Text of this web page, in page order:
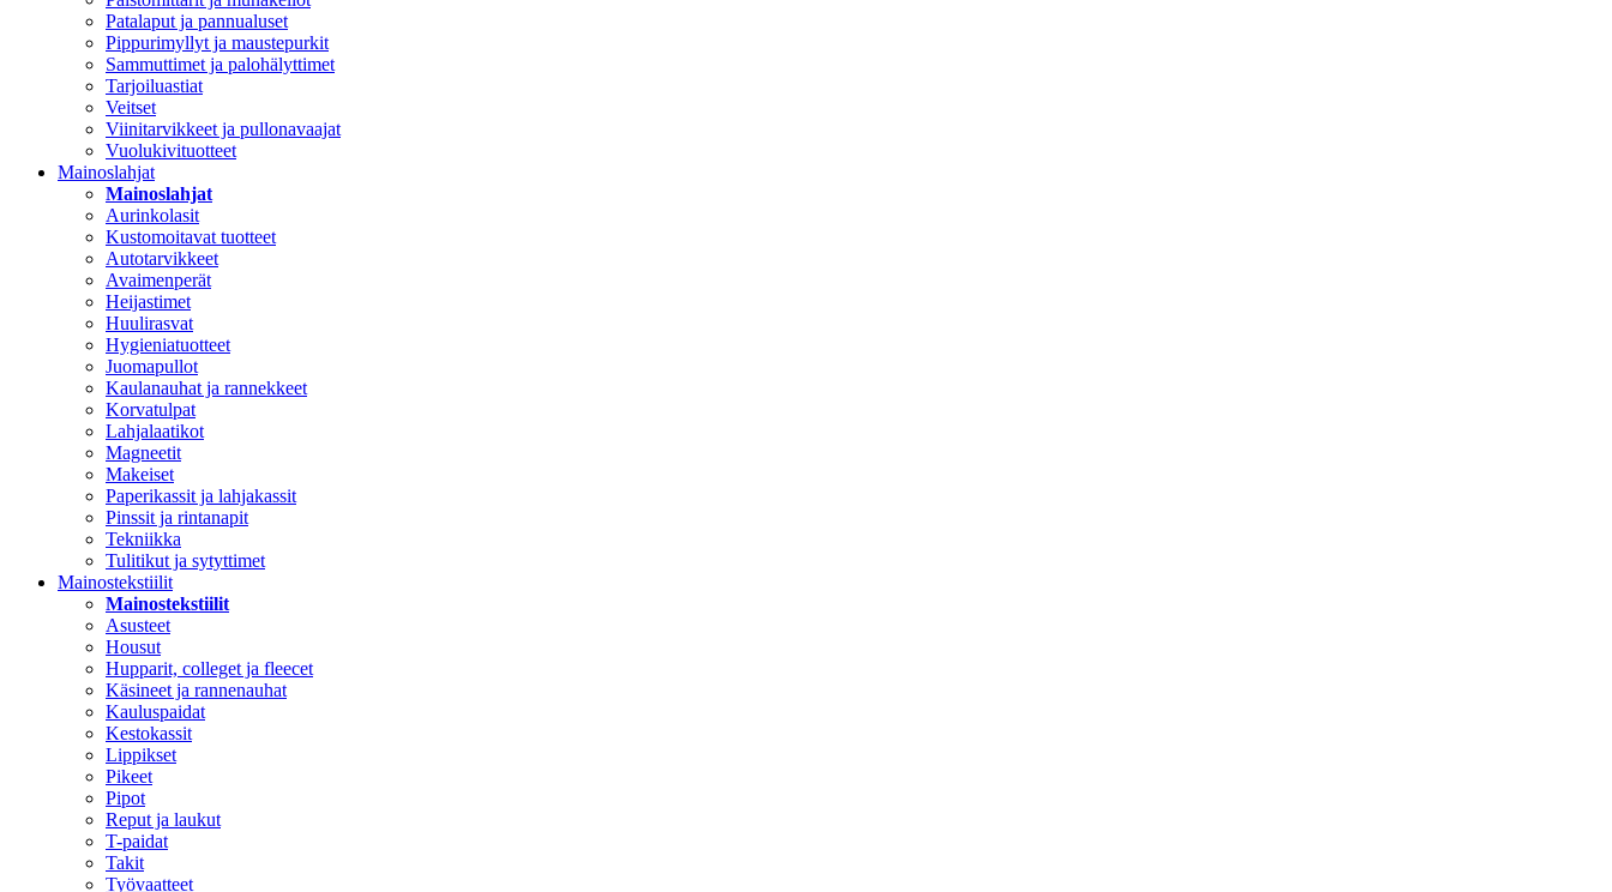
Patalaput ja pannualuset
Pippurimyllyt ja maustepurkit
Sammuttimet ja palohälyttimet
Tarjoiluastiat
Veitset
Viinitarvikkeet ja pullonavaajat
Vuolukivituotteet
Mainoslahjat
Mainoslahjat
Aurinkolasit
Kustomoitavat tuotteet
Autotarvikkeet
Avaimenperät
Heijastimet
Huulirasvat
Hygieniatuotteet
Juomapullot
Kaulanauhat ja rannekkeet
Korvatulpat
Lahjalaatikot
Magneetit
Makeiset
Paperikassit ja lahjakassit
Pinssit ja rintanapit
Tekniikka
Tulitikut ja sytyttimet
Mainostekstiilit
Mainostekstiilit
Asusteet
Housut
Hupparit, colleget ja fleecet
Käsineet ja rannenauhat
Kauluspaidat
Kestokassit
Lippikset
Pikeet
Pipot
Reput ja laukut
T-paidat
Takit
Työvaatteet